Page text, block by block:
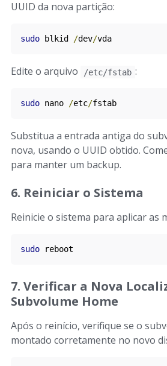
UUID da nova partição:
sudo blkid /dev/vda
Edite o arquivo /etc/fstab :
sudo nano /etc/fstab
Substitua a entrada antiga do
nova, usando o UUID obtido.
para manter um backup.
6. Reiniciar o Sistema
Reinicie o sistema para aplicar as
sudo reboot
7. Verificar a Nova
Subvolume Home
Após o reinício, verifique se o
montado corretamente no novo